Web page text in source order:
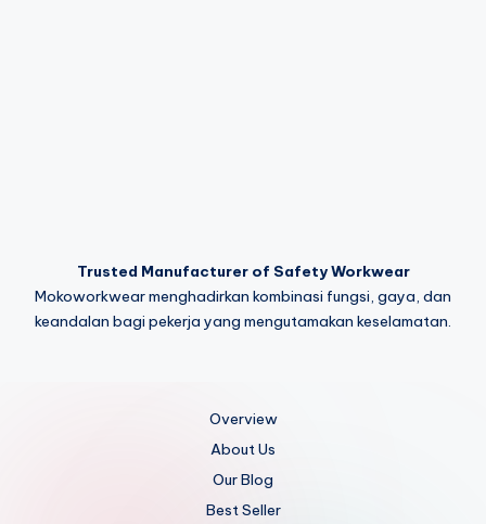
Trusted Manufacturer of Safety Workwear
Mokoworkwear menghadirkan kombinasi fungsi, gaya, dan
keandalan bagi pekerja yang mengutamakan keselamatan.
Overview
About Us
Our Blog
Best Seller